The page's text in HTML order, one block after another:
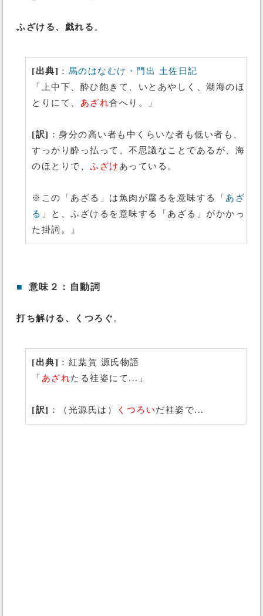
ふざける、戯れる 。
[出典] ： 馬のはなむけ・門出
土佐日記
「上中下、酔ひ飽きて、いとあやしく、潮海のほ
とりにて、 あざれ合へり。」
[訳] ：身分の高い者も中くらいな者も低い者も、
すっかり酔っ払って、不思議なことであるが、海
のほとりで、 ふざけ あっている。
※この「あざる」は魚肉が腐るを意味する「 あざ
る 」と、ふざけるを意味する「あざる」がかかっ
た掛詞。」
■ 意味２：自動詞
打ち解ける、くつろぐ 。
[出典] ：紅葉賀 源氏物語
「 あざれたる袿姿にて...」
[訳] ：（光源氏は） くつろいだ袿姿で...